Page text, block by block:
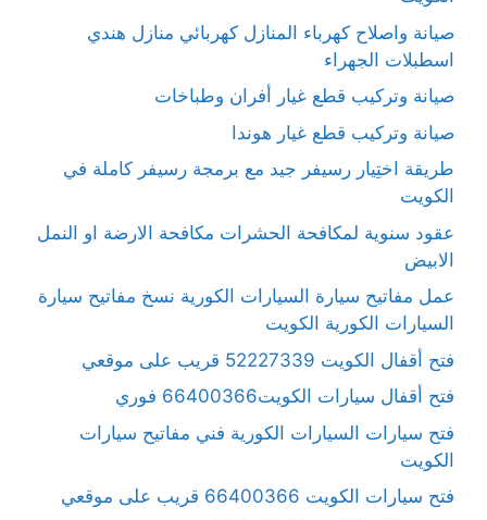
صيانة واصلاح كهرباء المنازل كهربائي منازل هندي
اسطبلات الجهراء
صيانة وتركيب قطع غيار أفران وطباخات
صيانة وتركيب قطع غيار هوندا
طريقة اختِيار رسيفر جيد مع برمجة رسيفر كاملة في
الكويت
عقود سنوية لمكافحة الحشرات مكافحة الارضة او النمل
الابيض
عمل مفاتيح سيارة السيارات الكورية نسخ مفاتيح سيارة
السيارات الكورية الكويت
فتح أقفال الكويت 52227339 قريب على موقعي
فتح أقفال سيارات الكويت66400366 فوري
فتح سيارات السيارات الكورية فني مفاتيح سيارات
الكويت
فتح سيارات الكويت 66400366 قريب على موقعي